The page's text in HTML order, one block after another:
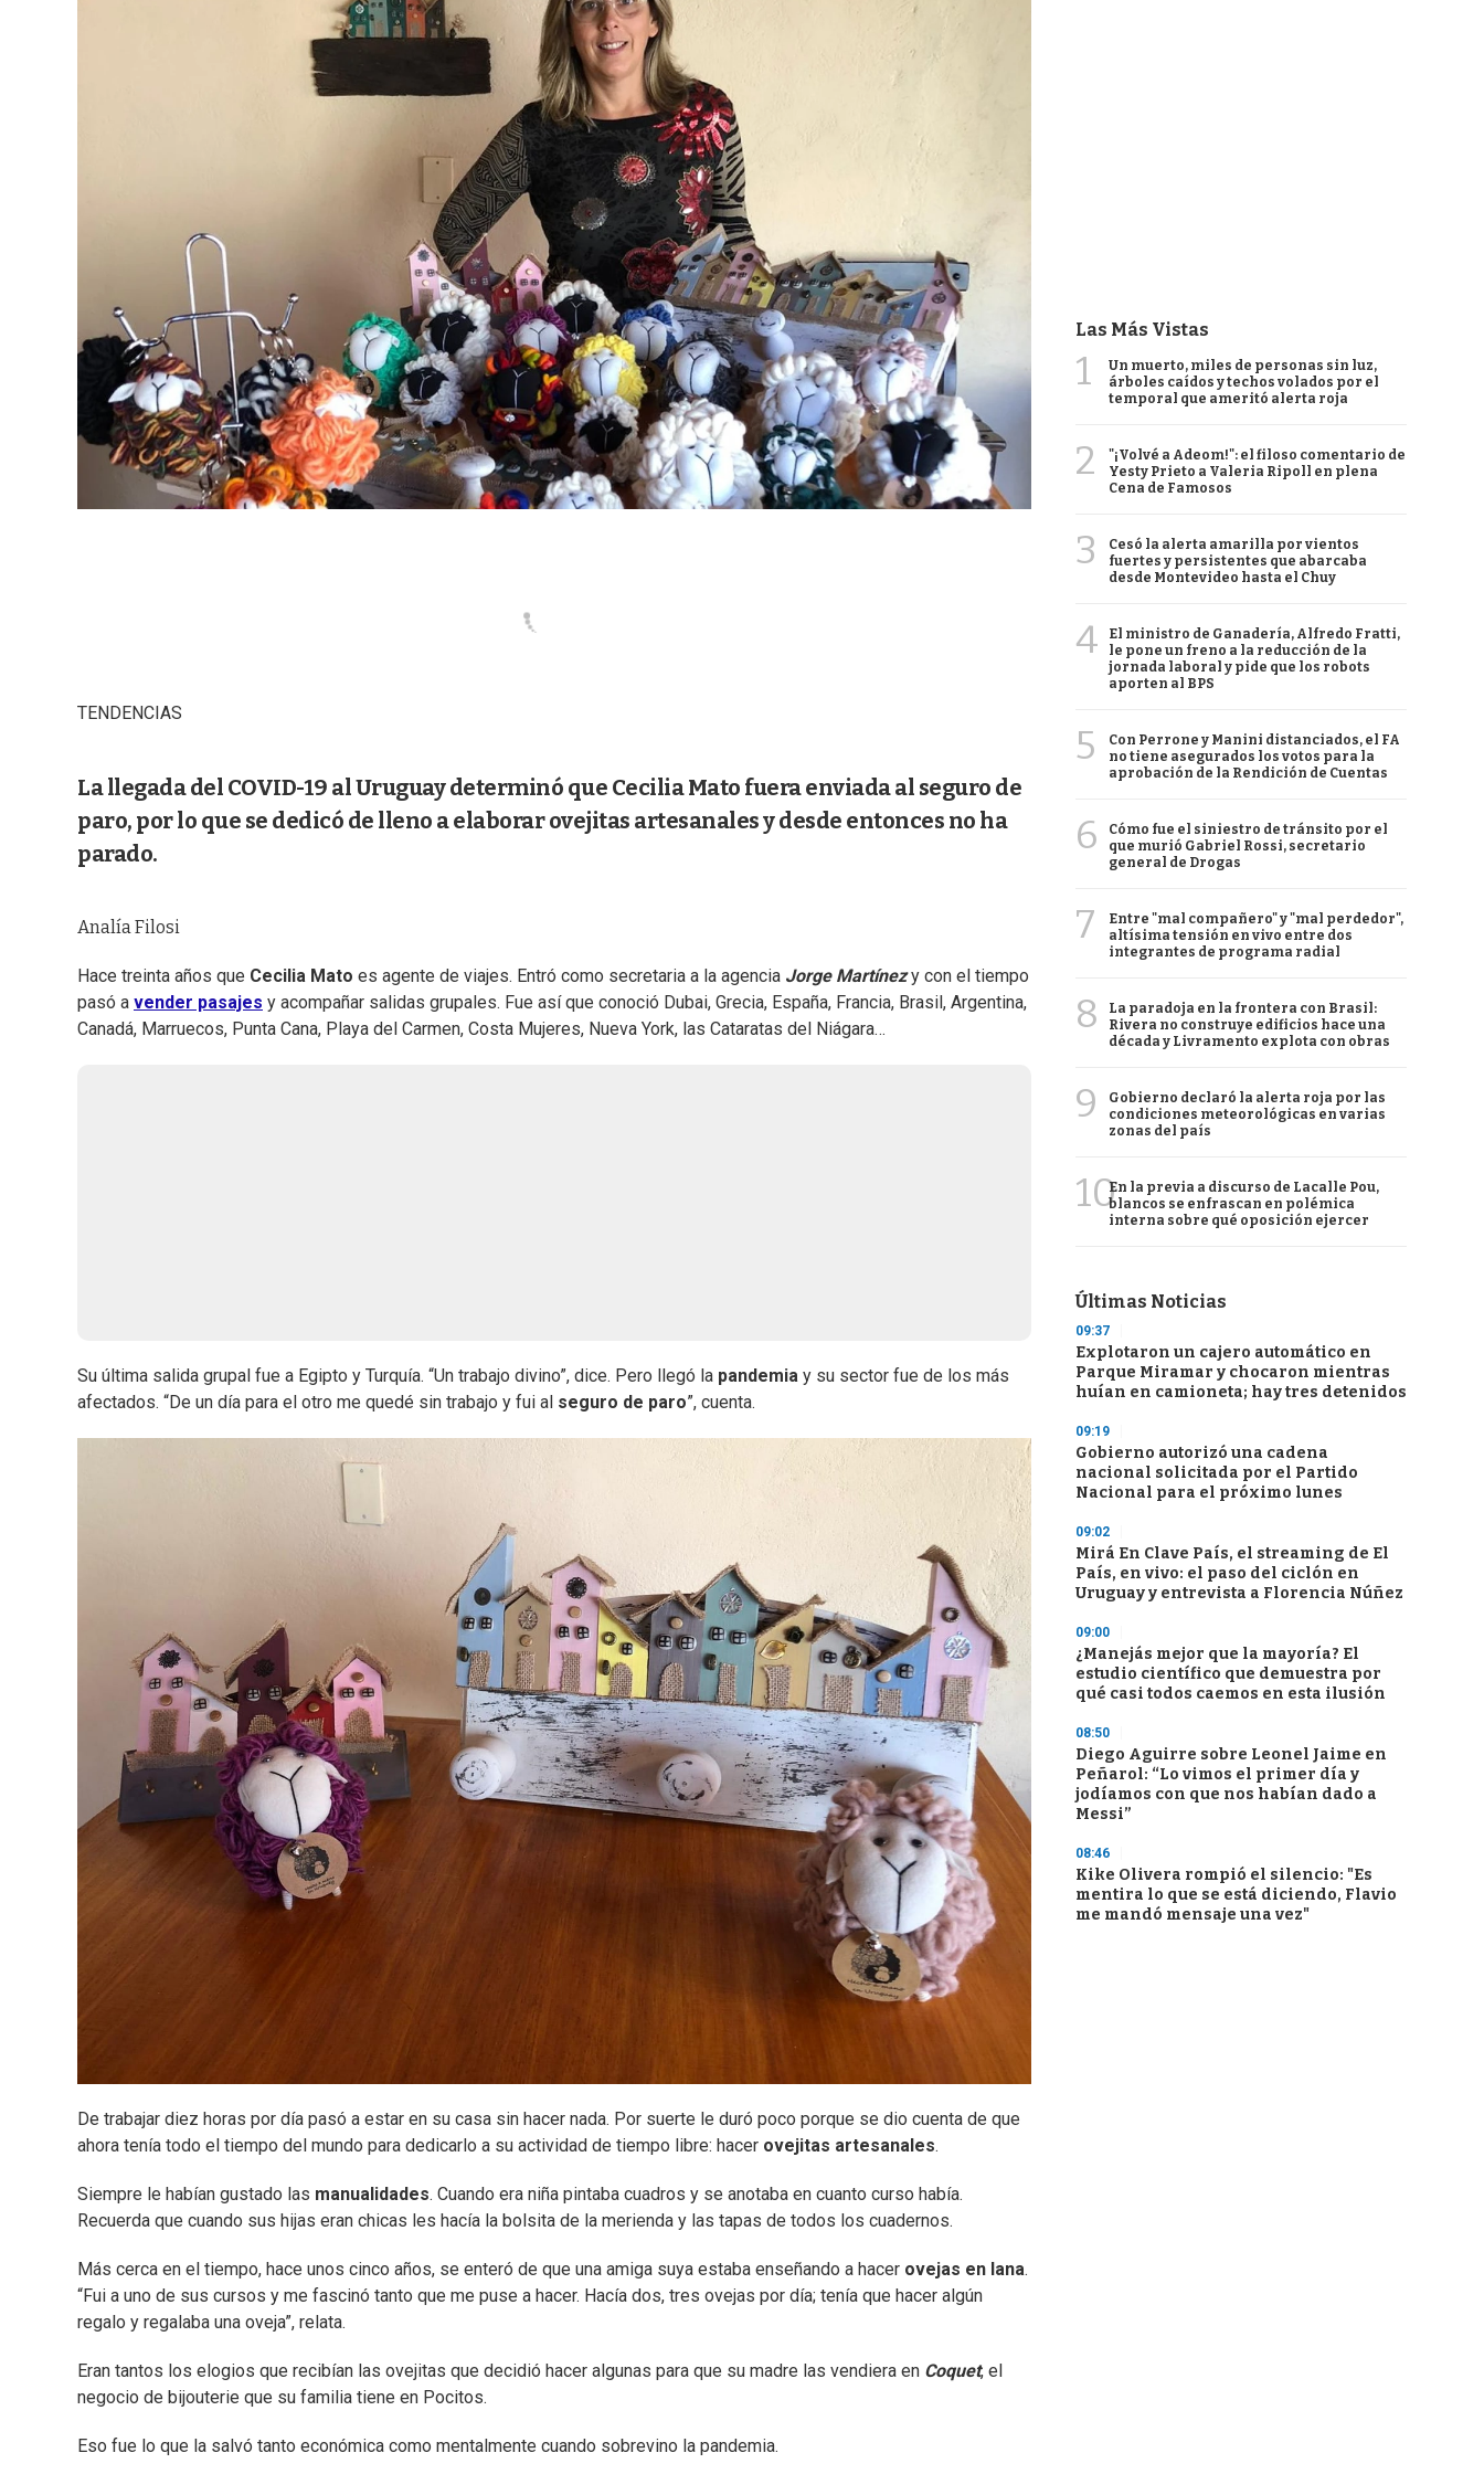
TENDENCIAS
La llegada del COVID-19 al Uruguay determinó que Cecilia Mato fuera enviada al seguro de
paro, por lo que se dedicó de lleno a elaborar ovejitas artesanales y desde entonces no ha
parado.
Analía Filosi
Hace treinta años que Cecilia Mato es agente de viajes. Entró como secretaria a la agencia Jorge Martínezy con el tiempo
pasó a vender pasajes y acompañar salidas grupales. Fue así que conoció Dubai, Grecia, España, Francia, Brasil, Argentina,
Canadá, Marruecos, Punta Cana, Playa del Carmen, Costa Mujeres, Nueva York, las Cataratas del Niágara…
Su última salida grupal fue a Egipto y Turquía. “Un trabajo divino”, dice. Pero llegó la pandemia y su sector fue de los más
afectados. “De un día para el otro me quedé sin trabajo y fui al seguro de paro”, cuenta.
De trabajar diez horas por día pasó a estar en su casa sin hacer nada. Por suerte le duró poco porque se dio cuenta de que
ahora tenía todo el tiempo del mundo para dedicarlo a su actividad de tiempo libre: hacer ovejitas artesanales.
Siempre le habían gustado las manualidades. Cuando era niña pintaba cuadros y se anotaba en cuanto curso había.
Recuerda que cuando sus hijas eran chicas les hacía la bolsita de la merienda y las tapas de todos los cuadernos.
Más cerca en el tiempo, hace unos cinco años, se enteró de que una amiga suya estaba enseñando a hacer ovejas en lana.
“Fui a uno de sus cursos y me fascinó tanto que me puse a hacer. Hacía dos, tres ovejas por día; tenía que hacer algún
regalo y regalaba una oveja”, relata.
Eran tantos los elogios que recibían las ovejitas que decidió hacer algunas para que su madre las vendiera en Coquet, el
negocio de bijouterie que su familia tiene en Pocitos.
Eso fue lo que la salvó tanto económica como mentalmente cuando sobrevino la pandemia.
Las Más Vistas
1
Un muerto, miles de personas sin luz,
árboles caídos y techos volados por el
temporal que ameritó alerta roja
2
"¡Volvé a Adeom!": el filoso comentario de
Yesty Prieto a Valeria Ripoll en plena
Cena de Famosos
3
Cesó la alerta amarilla por vientos
fuertes y persistentes que abarcaba
desde Montevideo hasta el Chuy
4
El ministro de Ganadería, Alfredo Fratti,
le pone un freno a la reducción de la
jornada laboral y pide que los robots
aporten al BPS
5
Con Perrone y Manini distanciados, el FA
no tiene asegurados los votos para la
aprobación de la Rendición de Cuentas
6
Cómo fue el siniestro de tránsito por el
que murió Gabriel Rossi, secretario
general de Drogas
7
Entre "mal compañero" y "mal perdedor",
altísima tensión en vivo entre dos
integrantes de programa radial
8
La paradoja en la frontera con Brasil:
Rivera no construye edificios hace una
década y Livramento explota con obras
9
Gobierno declaró la alerta roja por las
condiciones meteorológicas en varias
zonas del país
10En la previa a discurso de Lacalle Pou,
blancos se enfrascan en polémica
interna sobre qué oposición ejercer
Últimas Noticias
09:37
Explotaron un cajero automático en
Parque Miramar y chocaron mientras
huían en camioneta; hay tres detenidos
09:19
Gobierno autorizó una cadena
nacional solicitada por el Partido
Nacional para el próximo lunes
09:02
Mirá En Clave País, el streaming de El
País, en vivo: el paso del ciclón en
Uruguay y entrevista a Florencia Núñez
09:00
¿Manejás mejor que la mayoría? El
estudio científico que demuestra por
qué casi todos caemos en esta ilusión
08:50
Diego Aguirre sobre Leonel Jaime en
Peñarol: “Lo vimos el primer día y
jodíamos con que nos habían dado a
Messi”
08:46
Kike Olivera rompió el silencio: "Es
mentira lo que se está diciendo, Flavio
me mandó mensaje una vez"